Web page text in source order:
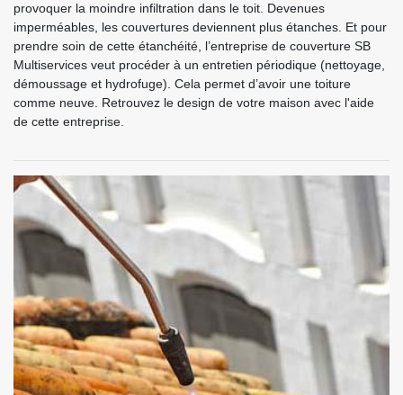
provoquer la moindre infiltration dans le toit. Devenues
imperméables, les couvertures deviennent plus étanches. Et pour
prendre soin de cette étanchéité, l’entreprise de couverture SB
Multiservices veut procéder à un entretien périodique (nettoyage,
démoussage et hydrofuge). Cela permet d’avoir une toiture
comme neuve. Retrouvez le design de votre maison avec l'aide
de cette entreprise.